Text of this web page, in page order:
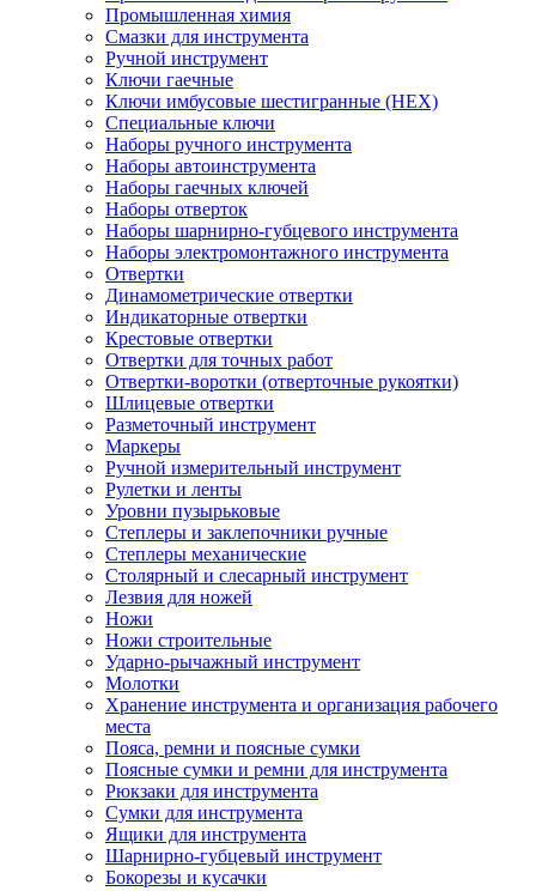
Промышленная химия
Смазки для инструмента
Ручной инструмент
Ключи гаечные
Ключи имбусовые шестигранные (HEX)
Специальные ключи
Наборы ручного инструмента
Наборы автоинструмента
Наборы гаечных ключей
Наборы отверток
Наборы шарнирно-губцевого инструмента
Наборы электромонтажного инструмента
Отвертки
Динамометрические отвертки
Индикаторные отвертки
Крестовые отвертки
Отвертки для точных работ
Отвертки-воротки (отверточные рукоятки)
Шлицевые отвертки
Разметочный инструмент
Маркеры
Ручной измерительный инструмент
Рулетки и ленты
Уровни пузырьковые
Степлеры и заклепочники ручные
Степлеры механические
Столярный и слесарный инструмент
Лезвия для ножей
Ножи
Ножи строительные
Ударно-рычажный инструмент
Молотки
Хранение инструмента и организация рабочего
места
Пояса, ремни и поясные сумки
Поясные сумки и ремни для инструмента
Рюкзаки для инструмента
Сумки для инструмента
Ящики для инструмента
Шарнирно-губцевый инструмент
Бокорезы и кусачки